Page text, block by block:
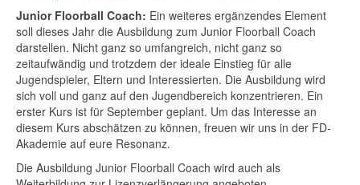
Junior Floorball Coach: Ein weiteres ergänzendes Element
soll dieses Jahr die Ausbildung zum Junior Floorball Coach
darstellen. Nicht ganz so umfangreich, nicht ganz so
zeitaufwändig und trotzdem der ideale Einstieg für alle
Jugendspieler, Eltern und Interessierten. Die Ausbildung wird
sich voll und ganz auf den Jugendbereich konzentrieren. Ein
erster Kurs ist für September geplant. Um das Interesse an
diesem Kurs abschätzen zu können, freuen wir uns in der FD-
Akademie auf eure Resonanz.
Die Ausbildung Junior Floorball Coach wird auch als